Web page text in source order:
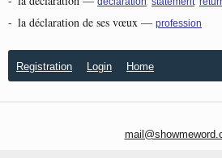
- la déclaration de ses vœux — profession
Registration Login Home